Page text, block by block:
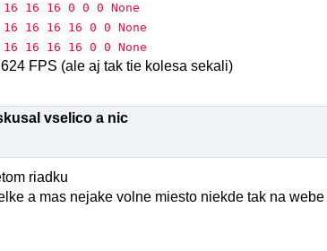
16 16 0 0 0 None
16 16 16 0 0 None
16 16 16 0 0 None
FPS (ale aj tak tie kolesa sekali)
vselico a nic
riadku
a mas nejake volne miesto niekde tak na